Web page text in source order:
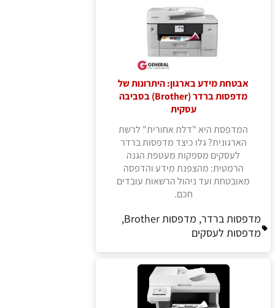
אבטחת מידע בארגון: היתרונות של
מדפסות ברדר (Brother) בסביבה
עסקית
המדפסת היא "דלת אחורית" לרשת
הארגונית? גלו כיצד מדפסות ברדר
לעסקים מספקות מעטפת הגנה
הרמטית: מהצפנת מידע והדפסה
מאובטחת ועד ניהול הרשאות עובדים
חכם.
מדפסות ברדר, מדפסות Brother,
מדפסות לעסקים